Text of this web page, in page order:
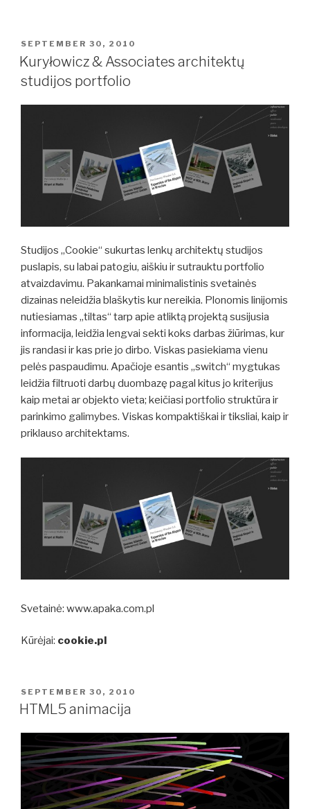
POSTED
ON
SEPTEMBER 30, 2010
Kuryłowicz & Associates architektų
studijos portfolio
Studijos „Cookie“ sukurtas lenkų architektų studijos
puslapis, su labai patogiu, aiškiu ir sutrauktu portfolio
atvaizdavimu. Pakankamai minimalistinis svetainės
dizainas neleidžia blaškytis kur nereikia. Plonomis linijomis
nutiesiamas „tiltas“ tarp apie atliktą projektą susijusia
informacija, leidžia lengvai sekti koks darbas žiūrimas, kur
jis randasi ir kas prie jo dirbo. Viskas pasiekiama vienu
pelės paspaudimu. Apačioje esantis „switch“ mygtukas
leidžia filtruoti darbų duombazę pagal kitus jo kriterijus
kaip metai ar objekto vieta; keičiasi portfolio struktūra ir
parinkimo galimybes. Viskas kompaktiškai ir tiksliai, kaip ir
priklauso architektams.
Svetainė: www.apaka.com.pl
Kūrėjai: cookie.pl
POSTED
ON
SEPTEMBER 30, 2010
HTML5 animacija